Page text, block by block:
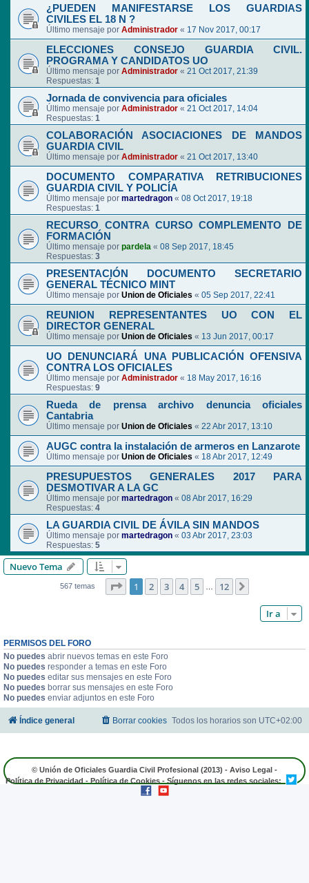
¿PUEDEN MANIFESTARSE LOS GUARDIAS
CIVILES EL 18 N ?
Último mensaje por Administrador « 17 Nov 2017, 00:17
ELECCIONES CONSEJO GUARDIA CIVIL.
PROGRAMA Y CANDIDATOS UO
Último mensaje por Administrador « 21 Oct 2017, 21:39
Respuestas: 1
Jornada de convivencia para oficiales
Último mensaje por Administrador « 21 Oct 2017, 14:04
Respuestas: 1
COLABORACIÓN ASOCIACIONES DE MANDOS
GUARDIA CIVIL
Último mensaje por Administrador « 21 Oct 2017, 13:40
DOCUMENTO COMPARATIVA RETRIBUCIONES
GUARDIA CIVIL Y POLICÍA
Último mensaje por martedragon « 08 Oct 2017, 19:18
Respuestas: 1
RECURSO CONTRA CURSO COMPLEMENTO DE
FORMACIÓN
Último mensaje por pardela « 08 Sep 2017, 18:45
Respuestas: 3
PRESENTACIÓN DOCUMENTO SECRETARIO
GENERAL TÉCNICO MINT
Último mensaje por Union de Oficiales « 05 Sep 2017, 22:41
REUNION REPRESENTANTES UO CON EL
DIRECTOR GENERAL
Último mensaje por Union de Oficiales « 13 Jun 2017, 00:17
UO DENUNCIARÁ UNA PUBLICACIÓN OFENSIVA
CONTRA LOS OFICIALES
Último mensaje por Administrador « 18 May 2017, 16:16
Respuestas: 9
Rueda de prensa archivo denuncia oficiales
Cantabria
Último mensaje por Union de Oficiales « 22 Abr 2017, 13:10
AUGC contra la instalación de armeros en Lanzarote
Último mensaje por Union de Oficiales « 18 Abr 2017, 12:49
PRESUPUESTOS GENERALES 2017 PARA
DESMOTIVAR A LA GC
Último mensaje por martedragon « 08 Abr 2017, 16:29
Respuestas: 4
LA GUARDIA CIVIL DE ÁVILA SIN MANDOS
Último mensaje por martedragon « 03 Abr 2017, 23:03
Respuestas: 5
Nuevo Tema
567 temas Página de 12
1 2 3 4 5 … 12
Ir a
PERMISOS DEL FORO
No puedes abrir nuevos temas en este Foro
No puedes responder a temas en este Foro
No puedes editar sus mensajes en este Foro
No puedes borrar sus mensajes en este Foro
No puedes enviar adjuntos en este Foro
Índice general Todos los horarios son UTC+02:00
Borrar cookies
© Unión de Oficiales Guardia Civil Profesional (2013) - Aviso Legal -
Política de Privacidad-Política de Cookies- Síguenos en las redes sociales: